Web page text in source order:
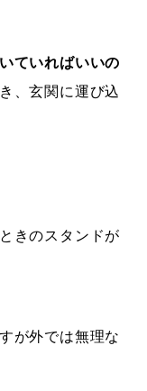
ていればいいの
、玄関に運び込
きのスタンドが
が外では無理な